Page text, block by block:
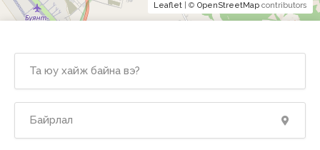
Leaflet | © OpenStreetMap contributors